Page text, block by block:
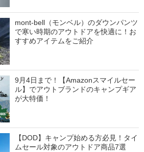
mont-bell（モンベル）のダウンパンツ
で寒い時期のアウトドアを快適に！お
すすめアイテムをご紹介
9月4日まで！【Amazonスマイルセー
ル】でアウトブランドのキャンプギア
が大特価！
【DOD】キャンプ始める方必見！タイ
ムセール対象のアウトドア商品7選